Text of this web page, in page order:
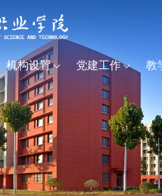
机构设置 党建工作 教